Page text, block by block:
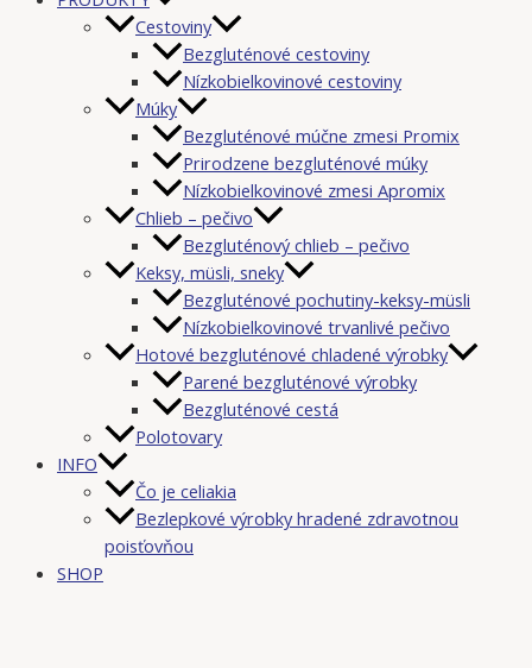
Cestoviny
Bezgluténové cestoviny
Nízkobielkovinové cestoviny
Múky
Bezgluténové múčne zmesi Promix
Prirodzene bezgluténové múky
Nízkobielkovinové zmesi Apromix
Chlieb – pečivo
Bezgluténový chlieb – pečivo
Keksy, müsli, sneky
Bezgluténové pochutiny-keksy-müsli
Nízkobielkovinové trvanlivé pečivo
Hotové bezgluténové chladené výrobky
Parené bezgluténové výrobky
Bezgluténové cestá
Polotovary
INFO
Čo je celiakia
Bezlepkové výrobky hradené zdravotnou
poisťovňou
SHOP